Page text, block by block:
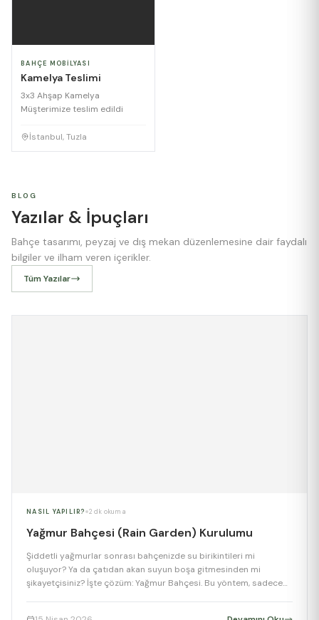
BAHÇE MOBILYASI
Kamelya Teslimi
3x3 Ahşap Kamelya
Müşterimize teslim edildi
İstanbul, Tuzla
BLOG
Yazılar & İpuçları
Bahçe tasarımı, peyzaj ve dış mekan düzenlemesine dair faydalı
bilgiler ve ilham veren içerikler.
Tüm Yazılar
NASIL YAPILIR? 2 dk okuma
Yağmur Bahçesi (Rain Garden) Kurulumu
Şiddetli yağmurlar sonrası bahçenizde su birikintileri mi
oluşuyor? Ya da çatıdan akan suyun boşa gitmesinden mi
şikayetçisiniz? İşte çözüm: Yağmur Bahçesi. Bu yöntem, sadece